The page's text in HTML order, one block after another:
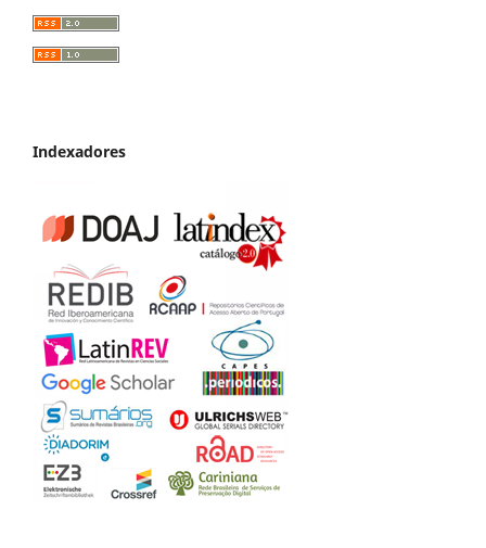
Indexadores